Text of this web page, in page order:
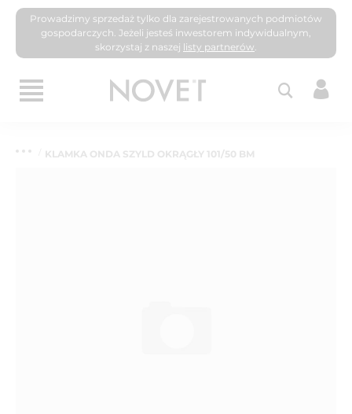
Prowadzimy sprzedaż tylko dla zarejestrowanych podmiotów
gospodarczych. Jeżeli jesteś inwestorem indywidualnym,
skorzystaj z naszej listy partnerów.
KLAMKA ONDA SZYLD OKRĄGŁY 101/50 BM